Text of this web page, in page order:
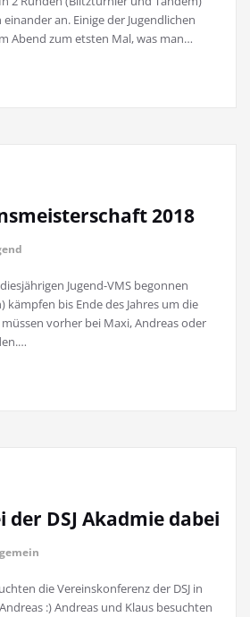
an. Einige der Jugendlichen
Abend zum etsten Mal, was man…
2018
Jugend-VMS begonnen
kämpfen bis Ende des Jahres um die
vorher bei Maxi, Andreas oder
DSJ Akadmie dabei
die Vereinskonferenz der DSJ in
:) Andreas und Klaus besuchten